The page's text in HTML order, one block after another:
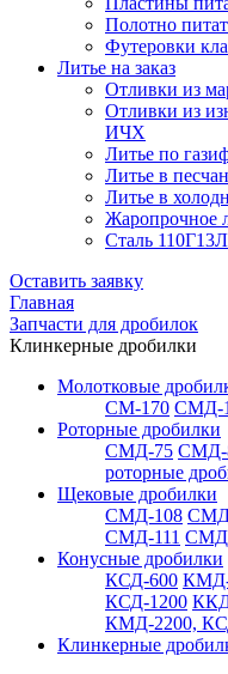
Полотно
Футеровки
Литье на заказ
Отливки из
Отливки из
ИЧХ
Литье по
Литье в
Литье в
Жаропрочное
Сталь
Оставить заявку
Главная
Запчасти для дробилок
Клинкерные дробилки
Молотковые
СМ-170 СМД-
Роторные дробилки
СМД-75 СМД-
роторные
Щековые дробилки
СМД-108
СМД-111
Конусные дробилки
КСД-600 КМД-
КСД-1200
КМД-2200,
Клинкерные